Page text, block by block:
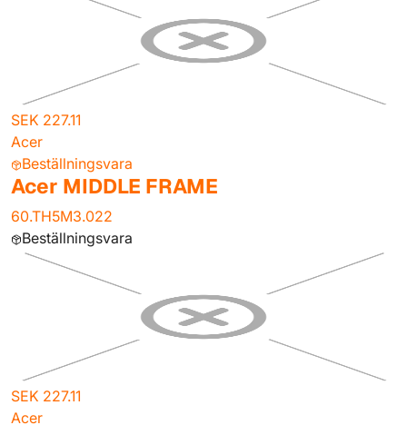
SEK 227.11
Acer
Beställningsvara
Acer MIDDLE FRAME
60.TH5M3.022
Beställningsvara
SEK 227.11
Acer